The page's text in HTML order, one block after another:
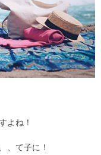
よね！
、て子に！